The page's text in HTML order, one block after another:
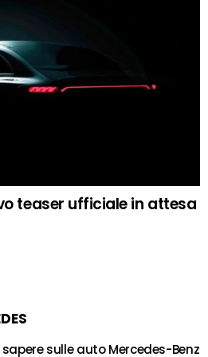
teaser ufficiale in attesa
sulle auto Mercedes-Benz